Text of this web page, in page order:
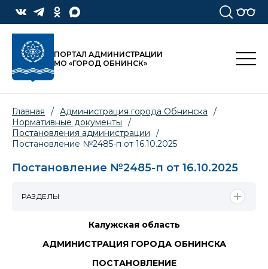
ПОРТАЛ АДМИНИСТРАЦИИ
МО «ГОРОД ОБНИНСК»
Главная / Администрация города Обнинска
/
Нормативные документы
/
Постановления администрации
/
Постановление №2485-п от 16.10.2025
Постановление №2485-п от 16.10.2025
Калужская область
АДМИНИСТРАЦИЯ ГОРОДА ОБНИНСКА
ПОСТАНОВЛЕНИЕ
РАЗДЕЛЫ